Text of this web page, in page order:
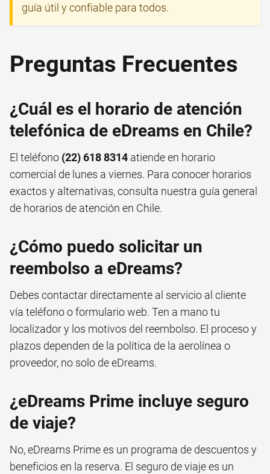
guía útil y confiable para todos.
Preguntas Frecuentes
¿Cuál es el horario de atención
telefónica de eDreams en Chile?
El teléfono (22) 618 8314 atiende en horario
comercial de lunes a viernes. Para conocer horarios
exactos y alternativas, consulta nuestra guía general
de horarios de atención en Chile.
¿Cómo puedo solicitar un
reembolso a eDreams?
Debes contactar directamente al servicio al cliente
vía teléfono o formulario web. Ten a mano tu
localizador y los motivos del reembolso. El proceso y
plazos dependen de la política de la aerolínea o
proveedor, no solo de eDreams.
¿eDreams Prime incluye seguro
de viaje?
No, eDreams Prime es un programa de descuentos y
beneficios en la reserva. El seguro de viaje es un